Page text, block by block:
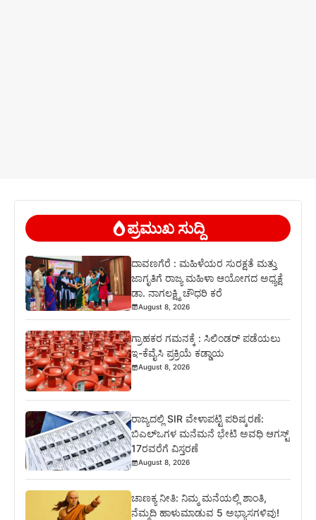
ಪ್ರಮುಖ ಸುದ್ದಿ
ದಾವಣಗೆರೆ : ಮಹಿಳೆಯರ ಸುರಕ್ಷತೆ ಮತ್ತು
ಜಾಗೃತಿಗೆ ರಾಜ್ಯ ಮಹಿಳಾ ಆಯೋಗದ ಅಧ್ಯಕ್ಷೆ
ಡಾ. ನಾಗಲಕ್ಷ್ಮಿ ಚೌಧರಿ ಕರೆ
August 8, 2026
ಗ್ರಾಹಕರ ಗಮನಕ್ಕೆ : ಸಿಲಿಂಡರ್ ಪಡೆಯಲು
ಇ-ಕೆವೈಸಿ ಪ್ರಕ್ರಿಯೆ ಕಡ್ಡಾಯ
August 8, 2026
ರಾಜ್ಯದಲ್ಲಿ SIR ವೇಳಾಪಟ್ಟಿ ಪರಿಷ್ಕರಣೆ:
ಬಿಎಲ್‌ಒಗಳ ಮನೆಮನೆ ಭೇಟಿ ಅವಧಿ ಆಗಸ್ಟ್
17ರವರೆಗೆ ವಿಸ್ತರಣೆ
August 8, 2026
ಚಾಣಕ್ಯ ನೀತಿ: ನಿಮ್ಮ ಮನೆಯಲ್ಲಿ ಶಾಂತಿ,
ನೆಮ್ಮದಿ ಹಾಳುಮಾಡುವ 5 ಅಭ್ಯಾಸಗಳಿವು!